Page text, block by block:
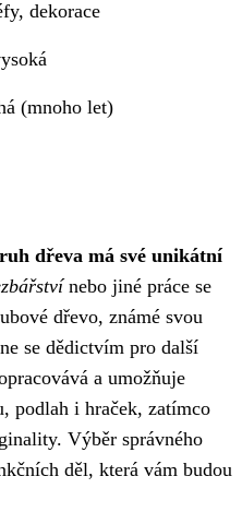
dekorace
(mnoho let)
dřeva má své unikátní
nebo jiné práce se
dřevo, známé svou
se dědictvím pro další
a umožňuje
podlah i hraček, zatímco
Výběr správného
děl, která vám budou